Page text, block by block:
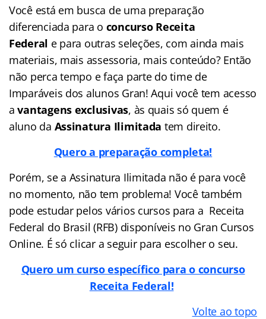
Você está em busca de uma preparação
diferenciada para o concurso Receita
Federal e para outras seleções, com ainda mais
materiais, mais assessoria, mais conteúdo? Então
não perca tempo e faça parte do time de
Imparáveis dos alunos Gran! Aqui você tem acesso
avantagens exclusivas, às quais só quem é
aluno da Assinatura Ilimitada tem direito.
Quero a preparação completa!
Porém, se a Assinatura Ilimitada não é para você
no momento, não tem problema! Você também
pode estudar pelos vários cursos para a Receita
Federal do Brasil (RFB) disponíveis no Gran Cursos
Online. É só clicar a seguir para escolher o seu.
Quero um curso específico para o concurso
Receita Federal!
Volte ao topo